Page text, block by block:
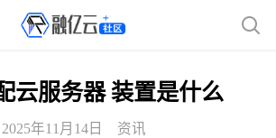
云服务器 装置是什么
2025年11月14日 资讯